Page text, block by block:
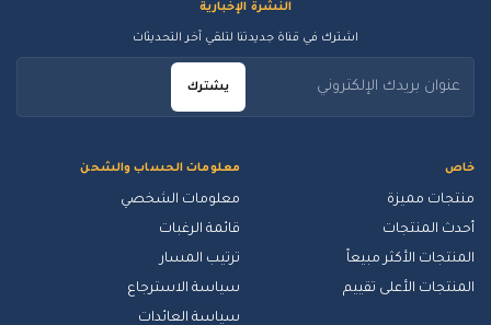
خاص
منتجات مميزة
أحدث المنتجات
المنتجات الأكثر مبيعاً
المنتجات الأعلى تقييم
معلومات الحساب والشحن
معلومات الشخصي
قائمة الرغبات
ترتيب المسار
سياسة الاسترجاع
سياسة العائدات
النشرة الإخبارية
اشترك في قناة جديدتنا لتلقي آخر التحديثات
يشترك